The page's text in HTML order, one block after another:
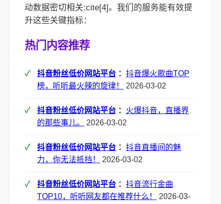
动数据密切相关:cite[4]。我们的服务能有效提
升这些关键指标：
热门内容推荐
抖音粉丝低价网站平台 ： 抖音爆火歌曲TOP
榜，听听最火辣的旋律！
2026-03-02
抖音粉丝低价网站平台 ： 火爆抖音，直播界
的那些事儿。
2026-03-02
抖音粉丝低价网站平台 ： 抖音直播间的魅
力，你无法抵挡！
2026-03-02
抖音粉丝低价网站平台 ： 抖音流行金曲
TOP10，听听网友都在推荐什么！
2026-03-